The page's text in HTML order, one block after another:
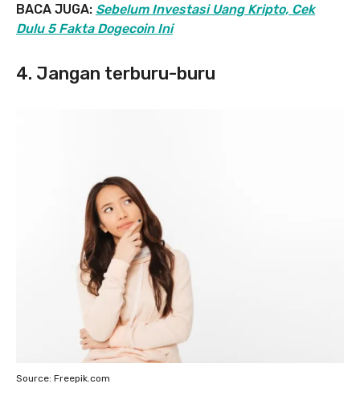
BACA JUGA: Sebelum Investasi Uang Kripto, Cek
Dulu 5 Fakta Dogecoin Ini
4. Jangan terburu-buru
Source: Freepik.com